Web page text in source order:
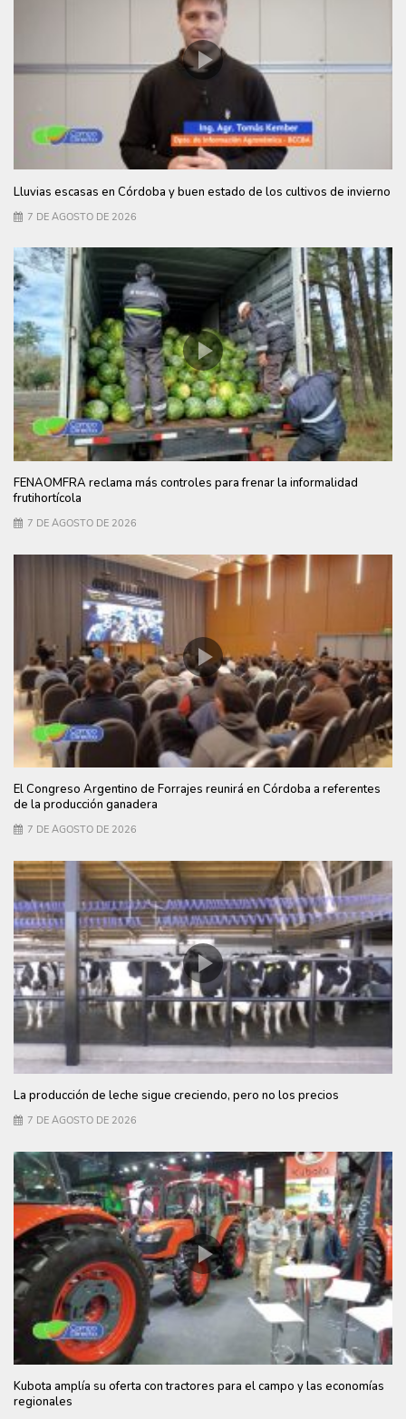
Lluvias escasas en Córdoba y buen estado de los cultivos de invierno
7 DE AGOSTO DE 2026
FENAOMFRA reclama más controles para frenar la informalidad
frutihortícola
7 DE AGOSTO DE 2026
El Congreso Argentino de Forrajes reunirá en Córdoba a referentes
de la producción ganadera
7 DE AGOSTO DE 2026
La producción de leche sigue creciendo, pero no los precios
7 DE AGOSTO DE 2026
Kubota amplía su oferta con tractores para el campo y las economías
regionales